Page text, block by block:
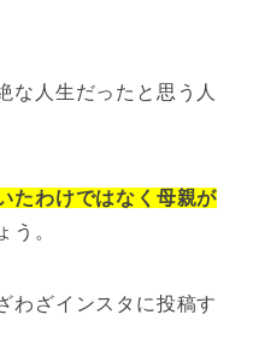
な人生だったと思う人
たわけではなく母親が
う。
わざインスタに投稿す